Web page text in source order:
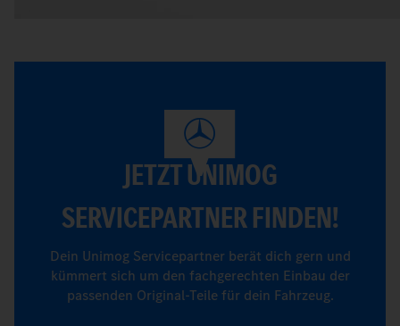
JETZT UNIMOG
SERVICEPARTNER FINDEN!
Dein Unimog Servicepartner berät dich gern und
kümmert sich um den fachgerechten Einbau der
passenden Original-Teile für dein Fahrzeug.